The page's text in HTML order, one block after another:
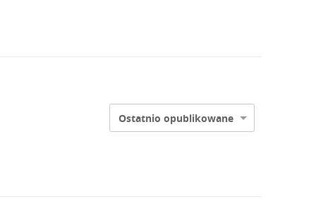
Ostatnio opublikowane